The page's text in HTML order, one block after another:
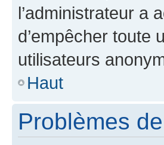
l’administrateur a
d’empêcher toute
utilisateurs
Haut
Problèmes